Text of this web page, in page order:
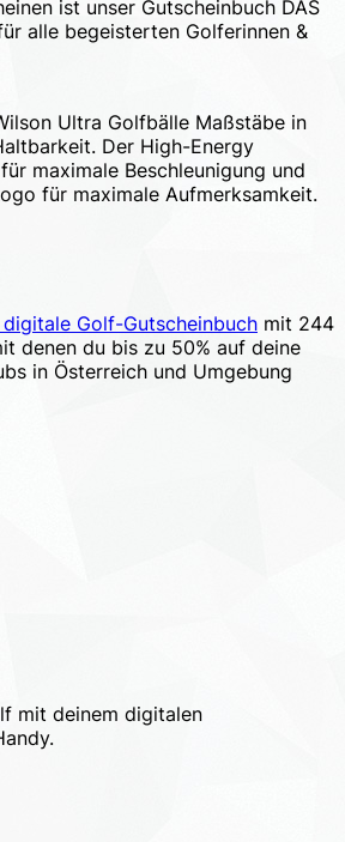
ist unser Gutscheinbuch DAS
alle begeisterten Golferinnen &
Ultra Golfbälle Maßstäbe in
Der High-Energy
maximale Beschleunigung und
für maximale Aufmerksamkeit.
digitale Golf-Gutscheinbuch mit 244
denen du bis zu 50% auf deine
in Österreich und Umgebung
mit deinem digitalen